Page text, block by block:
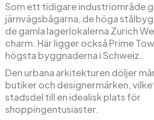
Som ett tidigare industriområde
järnvägsbågarna, de höga
de gamla lagerlokalerna Zurich
charm. Här ligger också Prime
högsta byggnaderna i Schweiz.
Den urbana arkitekturen döljer
butiker och designermärken,
stadsdel till en idealisk plats för
shoppingentusiaster.